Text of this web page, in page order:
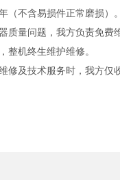
（不含易损件正常磨损）
质量问题，我方负责免
整机终生维护维修。
修及技术服务时，我方仅